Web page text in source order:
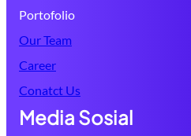
Portofolio
Our Team
Career
Conatct Us
Media Sosial